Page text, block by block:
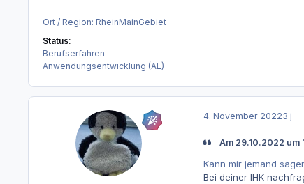
Ort / Region: RheinMainGebiet
Status:
Berufserfahren
Anwendungsentwicklung (AE)
4. November 20223 j
Am 29.10.2022 um
Kann mir jemand
Bei deiner IHK